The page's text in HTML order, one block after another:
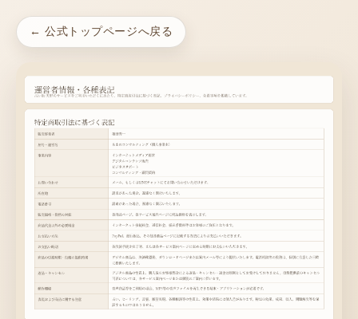
← 公式トップページへ戻る